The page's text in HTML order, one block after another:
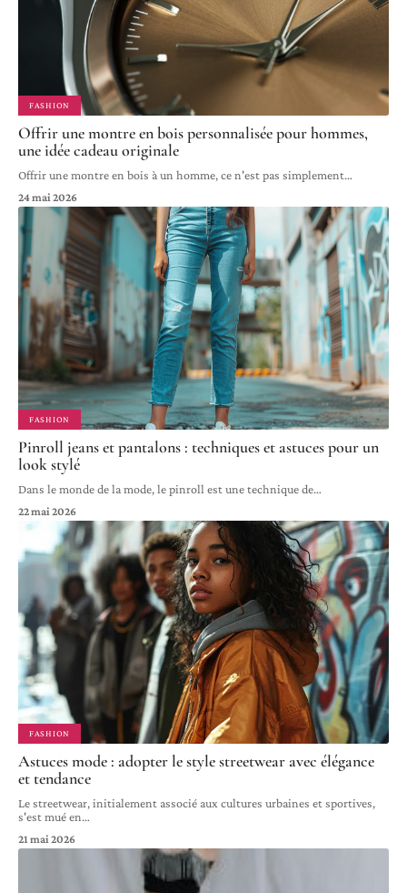
FASHION
Offrir une montre en bois personnalisée pour hommes,
une idée cadeau originale
Offrir une montre en bois à un homme, ce n'est pas simplement…
24 mai 2026
FASHION
Pinroll jeans et pantalons : techniques et astuces pour un
look stylé
Dans le monde de la mode, le pinroll est une technique de…
22 mai 2026
FASHION
Astuces mode : adopter le style streetwear avec élégance
et tendance
Le streetwear, initialement associé aux cultures urbaines et sportives,
s'est mué en…
21 mai 2026